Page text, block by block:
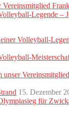
Vereinsmitglied
Legende –
Volleyball-
unser
15. Dezember
für